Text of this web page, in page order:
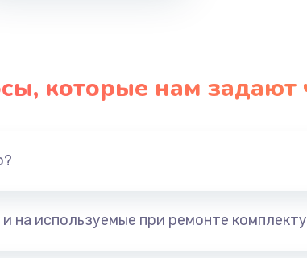
которые нам задают
и на используемые при ремонте